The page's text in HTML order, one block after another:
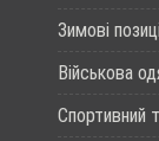
Зимові
Військова
Спортивний